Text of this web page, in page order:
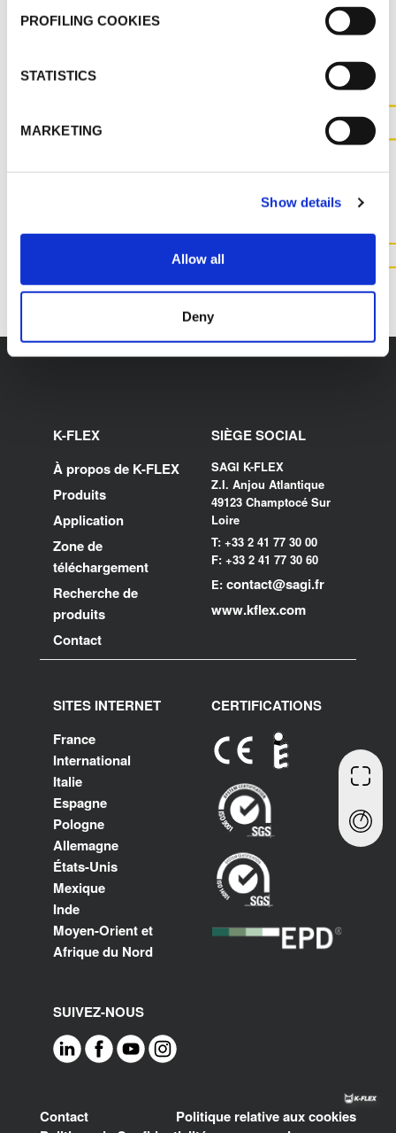
PROFILING COOKIES
STATISTICS
MARKETING
Show details
Allow all
Deny
AUTRES DOCUMENTS
PLUS D'INFORMATIONS SUR
CONTACTEZ NOUS
K-FLEX
À propos de K-FLEX
Produits
Application
Zone de
téléchargement
Recherche de
produits
Contact
SIÈGE SOCIAL
SAGI K-FLEX
Z.I. Anjou Atlantique
49123 Champtocé Sur
Loire
T: +33 2 41 77 30 00
F: +33 2 41 77 30 60
E: contact@sagi.fr
www.kflex.com
SITES INTERNET
France
International
Italie
Espagne
Pologne
Allemagne
États-Unis
Mexique
Inde
Moyen-Orient et
Afrique du Nord
CERTIFICATIONS
SUIVEZ-NOUS
Footer
Contact
Politique relative aux cookies